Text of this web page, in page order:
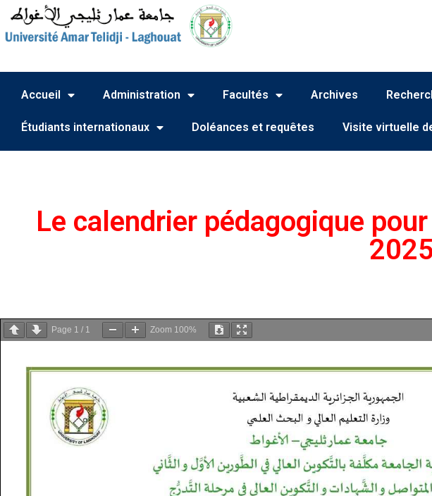
Accueil Administration Facultés Archives
Étudiants internationaux Doléances et requêtes Visite virtuelle
Le calendrier pédagogique
Page 1 / 1 Zoom 100%